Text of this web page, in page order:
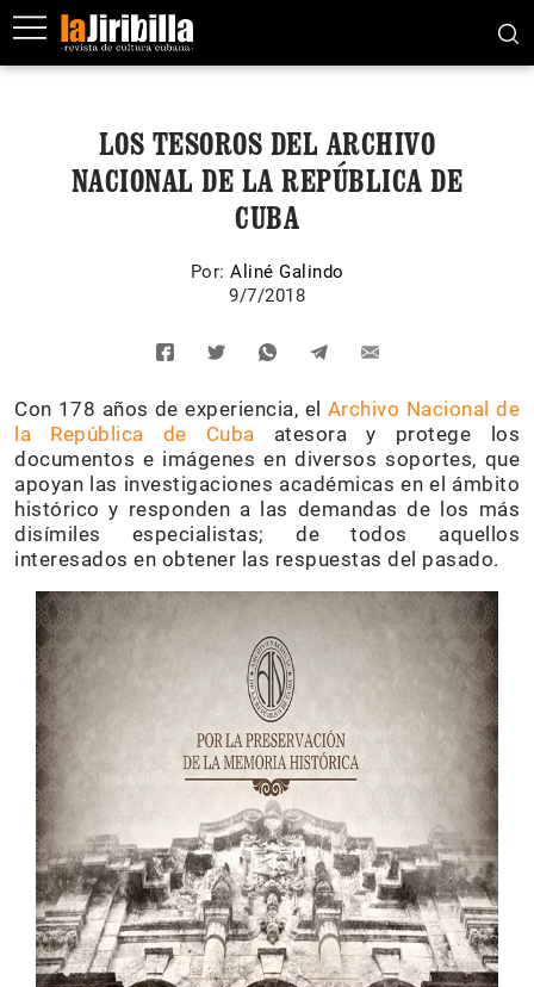
LOS TESOROS DEL ARCHIVO
NACIONAL DE LA REPÚBLICA DE
CUBA
Por: Aliné Galindo
9/7/2018
Con 178 años de experiencia, el Archivo Nacional de
la República de Cuba atesora y protege los
documentos e imágenes en diversos soportes, que
apoyan las investigaciones académicas en el ámbito
histórico y responden a las demandas de los más
disímiles especialistas; de todos aquellos
interesados en obtener las respuestas del pasado.